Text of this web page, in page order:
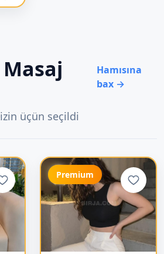
üçün seçildi
Hamısına
bax →
Premium